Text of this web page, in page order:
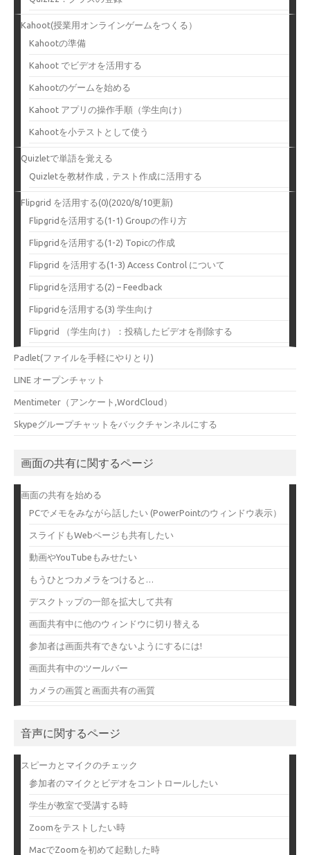
Kahoot(授業用オンラインゲームをつくる）
Kahootの準備
Kahoot でビデオを活用する
Kahootのゲームを始める
Kahoot アプリの操作手順（学生向け）
Kahootを小テストとして使う
Quizletで単語を覚える
Quizletを教材作成，テスト作成に活用する
Flipgrid を活用する(0)(2020/8/10更新)
Flipgridを活用する(1-1) Groupの作り方
Flipgridを活用する(1-2) Topicの作成
Flipgrid を活用する(1-3) Access Control について
Flipgridを活用する(2) – Feedback
Flipgridを活用する(3) 学生向け
Flipgrid （学生向け）：投稿したビデオを削除する
Padlet(ファイルを手軽にやりとり)
LINE オープンチャット
Mentimeter（アンケート,WordCloud）
Skypeグループチャットをバックチャンネルにする
画面の共有に関するページ
画面の共有を始める
PCでメモをみながら話したい (PowerPointのウィンドウ表示）
スライドもWebページも共有したい
動画やYouTubeもみせたい
もうひとつカメラをつけると…
デスクトップの一部を拡大して共有
画面共有中に他のウィンドウに切り替える
参加者は画面共有できないようにするには!
画面共有中のツールバー
カメラの画質と画面共有の画質
音声に関するページ
スピーカとマイクのチェック
参加者のマイクとビデオをコントロールしたい
学生が教室で受講する時
Zoomをテストしたい時
MacでZoomを初めて起動した時